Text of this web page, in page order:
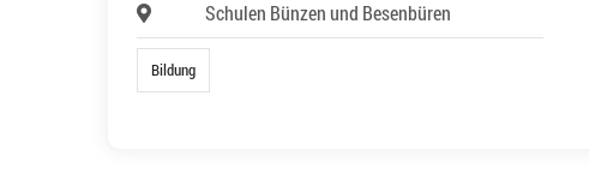
Schulen Bünzen und Besenbüren
Bildung